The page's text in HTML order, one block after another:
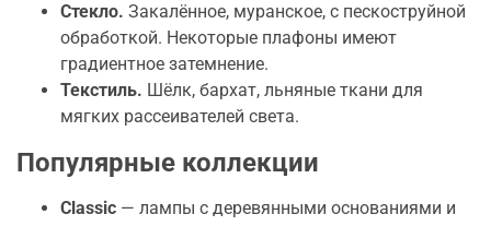
Стекло. Закалённое, муранское, с пескоструйной
обработкой. Некоторые плафоны имеют
градиентное затемнение.
Текстиль. Шёлк, бархат, льняные ткани для
мягких рассеивателей света.
Популярные коллекции
Classic — лампы с деревянными основаниями и